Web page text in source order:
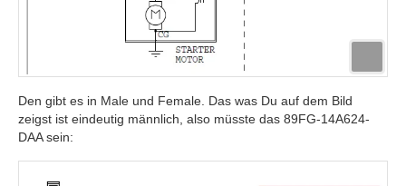
Den gibt es in Male und Female. Das was Du auf dem Bild
zeigst ist eindeutig männlich, also müsste das 89FG-14A624-
DAA sein: